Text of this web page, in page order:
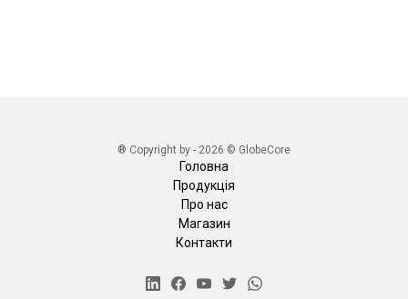
Головна
Продукція
Про нас
Магазин
Контакти
® Copyright by - 2026 © GlobeCore